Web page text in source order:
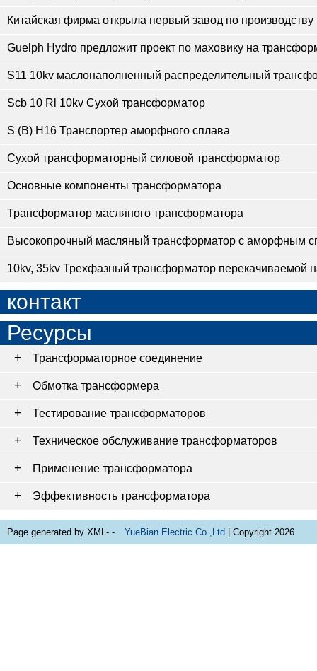
Китайская фирма открыла первый завод по
Guelph Hydro предложит проект по маховику на
S11 10kv маслонаполненный распределительный
Scb 10 Rl 10kv Сухой трансформатор
S (B) H16 Транспортер аморфного сплава
Сухой трансформаторный силовой трансформатор
Основные компоненты трансформатора
Трансформатор масляного трансформатора
Высокопрочный масляный трансформатор с аморфным
10kv, 35kv Трехфазный трансформатор перекачиваемой
контакт
Ресурсы
Трансформаторное соединение
Обмотка трансформера
Тестирование трансформаторов
Техническое обслуживание трансформаторов
Применение трансформатора
Эффективность трансформатора
Page generated by XML- - YueBian Electric Co.,Ltd | Copyright 2026